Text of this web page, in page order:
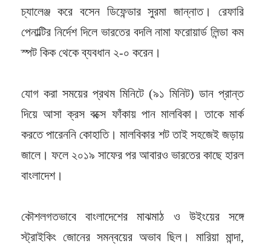
চ্যালেঞ্জ করে বসেন ডিফেন্ডার সুরমা জান্নাত। রেফারি
পেনাল্টির নির্দেশ দিলে ভারতের বদলি নামা ফরোয়ার্ড লিন্ডা কম
স্পট কিক থেকে ব্যবধান ২-০ করেন।
যোগ করা সময়ের প্রথম মিনিটে (৯১ মিনিট) ডান প্রান্ত
দিয়ে আসা ক্রস বক্সে ফাঁকায় পান মালবিকা। তাকে মার্ক
করতে পারেননি কোহাতি। মালবিকার শট তাই সহজেই জড়ায়
জালে। ফলে ২০১৯ সাফের পর আবারও ভারতের কাছে হারল
বাংলাদেশ।
কৌশলগতভাবে বাংলাদেশের মাঝমাঠ ও উইংয়ের সঙ্গে
স্ট্রাইকিং জোনের সমন্বয়ের অভাব ছিল। মারিয়া মান্দা,